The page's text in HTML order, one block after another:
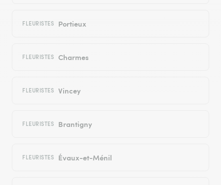
FLEURISTES Portieux
FLEURISTES Charmes
FLEURISTES Vincey
FLEURISTES Brantigny
FLEURISTES Évaux-et-Ménil